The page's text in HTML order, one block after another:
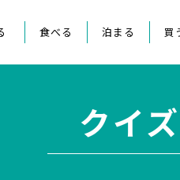
つり
食べる 泊まる 買
クイ